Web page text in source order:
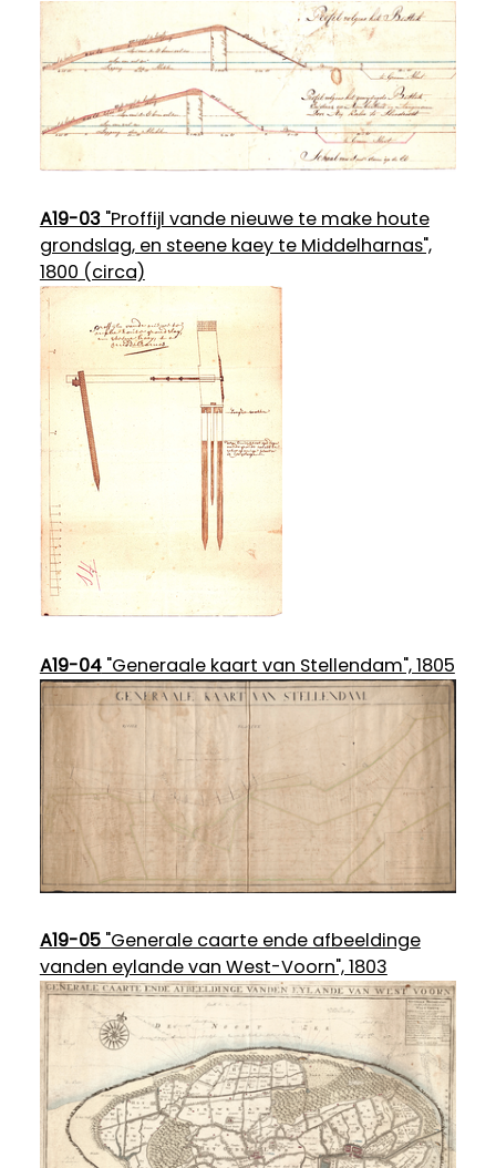
A19-03"Proffijl vande nieuwe te make houte
grondslag, en steene kaey te Middelharnas",
1800 (circa)
A19-04"Generaale kaart van Stellendam", 1805
A19-05"Generale caarte ende afbeeldinge
vanden eylande van West-Voorn", 1803